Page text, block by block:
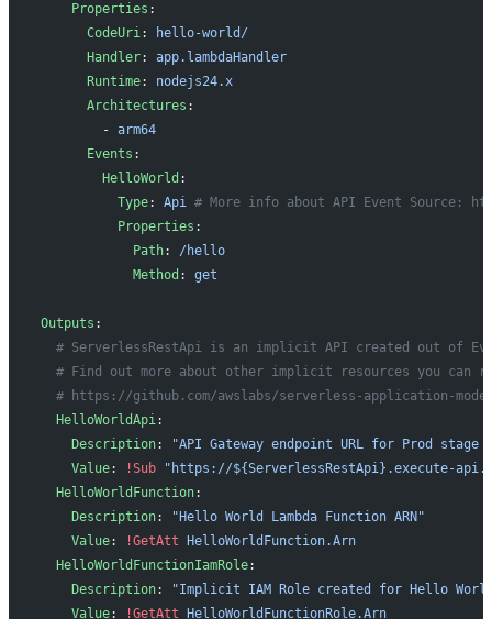
    Properties
:
      CodeUri
:
hello-world/
      Handler
: app.lambdaHandler
      Runtime
: nodejs24.x
      Architectures
:
        -
arm64
      Events
:
        HelloWorld
:
          Type
: Api
# More info about API Event Source:
          Properties
:
            Path
: /hello
            Method
: get
Outputs :
# ServerlessRestApi is an implicit API created out of
# Find out more about other implicit resources you can
# https://github.com/awslabs/serverless-application-
  HelloWorldApi
:
    Description
:
"API Gateway endpoint URL for Prod
    Value
: !Sub "https://${ServerlessRestApi}.execute-
  HelloWorldFunction
:
    Description
:
"Hello World Lambda Function ARN"
    Value
: !GetAtt HelloWorldFunction.Arn
  HelloWorldFunctionIamRole
:
    Description
:
"Implicit IAM Role created for Hello
    Value
: !GetAtt HelloWorldFunctionRole.Arn